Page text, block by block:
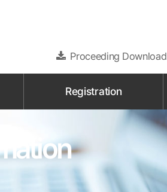
Proceeding Download
Registration